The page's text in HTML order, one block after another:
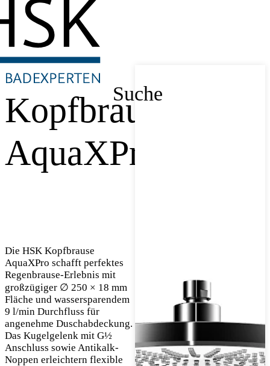
Suche
Kopfbrause
AquaXPro
Die HSK Kopfbrause
AquaXPro schafft perfektes
Regenbrause-Erlebnis mit
großzügiger ∅ 250 × 18 mm
Fläche und wassersparendem
9 l/min Durchfluss für
angenehme Duschabdeckung.
Das Kugelgelenk mit G½
Anschluss sowie Antikalk-
Noppen erleichtern flexible